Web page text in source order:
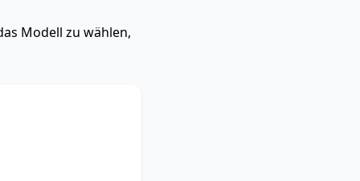
Modell zu wählen,